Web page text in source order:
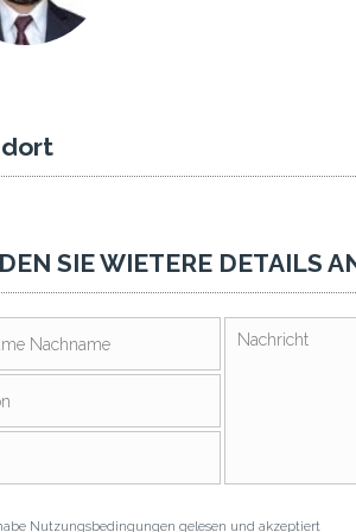
SIE WIETERE DETAILS
Nutzungsbedingungen gelesen und akzeptiert